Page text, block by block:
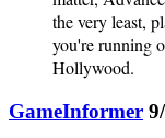
the very least,
you're running
Hollywood.
GameInformer